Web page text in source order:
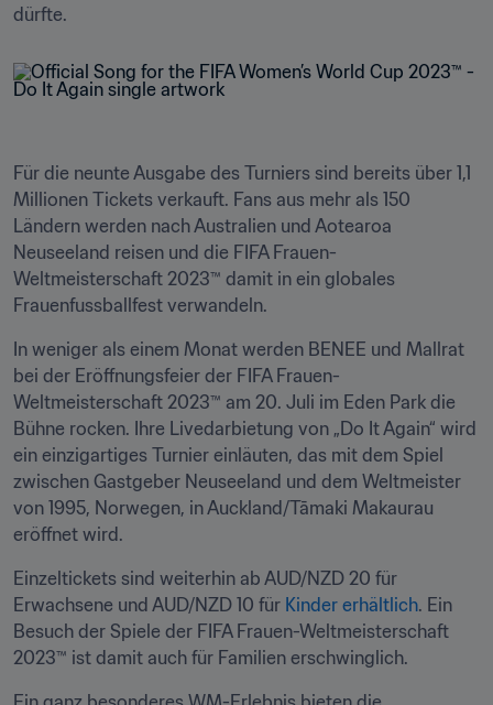
dürfte.
Für die neunte Ausgabe des Turniers sind bereits über 1,1
Millionen Tickets verkauft. Fans aus mehr als 150
Ländern werden nach Australien und Aotearoa
Neuseeland reisen und die FIFA Frauen-
Weltmeisterschaft 2023™ damit in ein globales
Frauenfussballfest verwandeln.
In weniger als einem Monat werden BENEE und Mallrat
bei der Eröffnungsfeier der FIFA Frauen-
Weltmeisterschaft 2023™ am 20. Juli im Eden Park die
Bühne rocken. Ihre Livedarbietung von „Do It Again“ wird
ein einzigartiges Turnier einläuten, das mit dem Spiel
zwischen Gastgeber Neuseeland und dem Weltmeister
von 1995, Norwegen, in Auckland/Tāmaki Makaurau
eröffnet wird.
Einzeltickets sind weiterhin ab AUD/NZD 20 für
Erwachsene und AUD/NZD 10 für Kinder erhältlich. Ein
Besuch der Spiele der FIFA Frauen-Weltmeisterschaft
2023™ ist damit auch für Familien erschwinglich.